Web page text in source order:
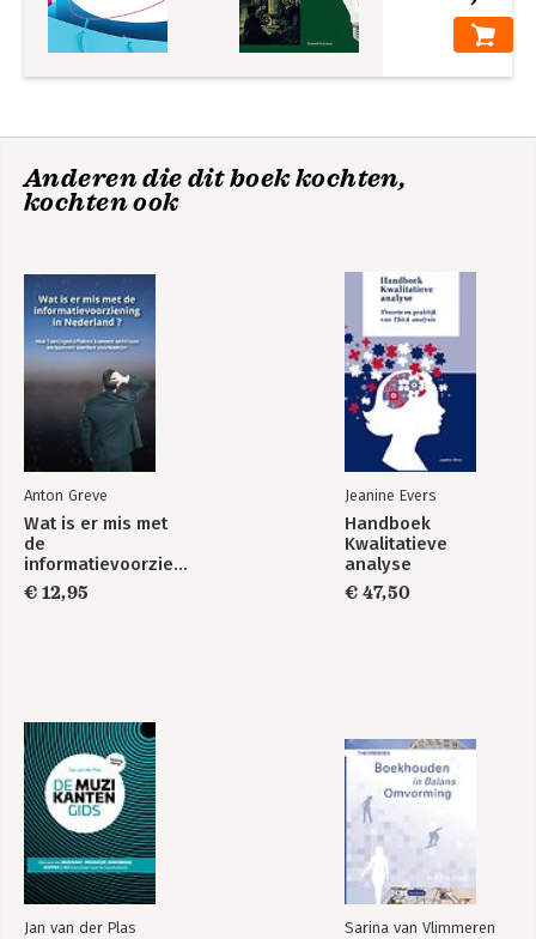
Anderen die dit boek kochten,
kochten ook
Anton Greve
Wat is er mis met
de
informatievoorziening
in Nederland ?
€ 12,95
Jeanine Evers
Handboek
Kwalitatieve
analyse
€ 47,50
Jan van der Plas Sarina van Vlimmeren